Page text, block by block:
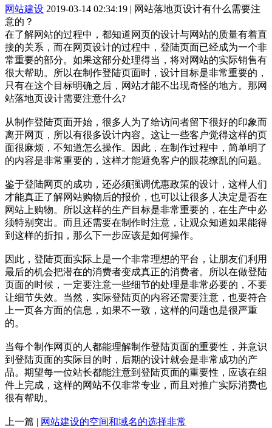
网站建设 2019-03-14 02:34:19 | 网站落地页设计有什么需要注
意的？
在了解网站的过程中，都知道网页的设计与网站的质量有着直
接的关系，而在网页设计的过程中，登陆页面已经成为一个非
常重要的部分。如果这部分处理得当，将对网站的实际销售有
很大帮助。所以在制作登陆页面时，设计目标是非常重要的，
只有在这个目标明确之后，网站才能不出现奇怪的地方。那网
站落地页设计需要注意什么?
从制作登陆页面开始，很多人为了给访问者留下很好的印象而
离开网页，所以有很多设计内容。这让一些客户觉得这样的页
面很麻烦，不知道怎么操作。因此，在制作过程中，简单明了
的内容是非常重要的，这样才能避免客户的眼花缭乱的问题。
鉴于登陆网页的成功，还必须强调优惠政策的设计，这样人们
才能真正了解网站购物后的报价，也可以让很多人决定是否在
网站上购物。所以这样的生产目标是非常重要的，在生产中必
须特别突出。而且还需要在制作时注意，让观众知道如果能得
到这样的折扣，那么下一步应该是如何操作。
因此，登陆页面实际上是一个非常理想的平台，让朋友们利用
最后的机会把潜在的消费者变成真正的消费者。所以在做登陆
页面的时候，一定要注意一些细节的处理是非常必要的，不要
让细节失效。当然，实际登陆页的内容还需要注意，也要符合
上一页各方面的信息，如果不一致，这样的问题也是很严重
的。
当每个制作网页的人都能理解制作登陆页面的重要性，并意识
到登陆页面的实际目的时，后期的设计就会是非常成功的产
品。期望每一位站长都能注意到登陆页面的重要性，应该在组
件上完成，这样的网站不仅非常专业，而且对推广实际消费也
很有帮助。
上一篇 | 网站建设的空间和域名的选择非常